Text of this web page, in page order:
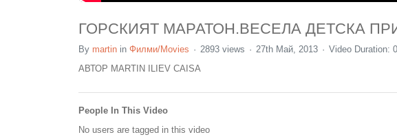
ГОРСКИЯТ МАРАТОН.ВЕСЕЛА ДЕТСКА
By martin in Филми/Movies 2893 views 27th Май, 2013
Video Duration:
АВТОР MARTIN ILIEV CAISA
People In This Video
No users are tagged in this video